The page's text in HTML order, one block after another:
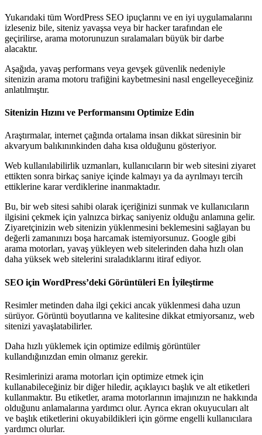
Yukarıdaki tüm WordPress SEO ipuçlarını ve en iyi uygulamalarını
izleseniz bile, siteniz yavaşsa veya bir hacker tarafından ele
geçirilirse, arama motorunuzun sıralamaları büyük bir darbe
alacaktır.
Aşağıda, yavaş performans veya gevşek güvenlik nedeniyle
sitenizin arama motoru trafiğini kaybetmesini nasıl engelleyeceğiniz
anlatılmıştır.
Sitenizin Hızını ve Performansını Optimize Edin
Araştırmalar, internet çağında ortalama insan dikkat süresinin bir
akvaryum balıkınınkinden daha kısa olduğunu gösteriyor.
Web kullanılabilirlik uzmanları, kullanıcıların bir web sitesini ziyaret
ettikten sonra birkaç saniye içinde kalmayı ya da ayrılmayı tercih
ettiklerine karar verdiklerine inanmaktadır.
Bu, bir web sitesi sahibi olarak içeriğinizi sunmak ve kullanıcıların
ilgisini çekmek için yalnızca birkaç saniyeniz olduğu anlamına gelir.
Ziyaretçinizin web sitenizin yüklenmesini beklemesini sağlayan bu
değerli zamanınızı boşa harcamak istemiyorsunuz. Google gibi
arama motorları, yavaş yükleyen web sitelerinden daha hızlı olan
daha yüksek web sitelerini sıraladıklarını itiraf ediyor.
SEO için WordPress’deki Görüntüleri En İyileştirme
Resimler metinden daha ilgi çekici ancak yüklenmesi daha uzun
sürüyor. Görüntü boyutlarına ve kalitesine dikkat etmiyorsanız, web
sitenizi yavaşlatabilirler.
Daha hızlı yüklemek için optimize edilmiş görüntüler
kullandığınızdan emin olmanız gerekir.
Resimlerinizi arama motorları için optimize etmek için
kullanabileceğiniz bir diğer hiledir, açıklayıcı başlık ve alt etiketleri
kullanmaktır. Bu etiketler, arama motorlarının imajınızın ne hakkında
olduğunu anlamalarına yardımcı olur. Ayrıca ekran okuyucuları alt
ve başlık etiketlerini okuyabildikleri için görme engelli kullanıcılara
yardımcı olurlar.